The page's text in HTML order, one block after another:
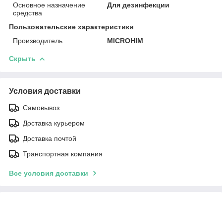
Основное назначение
средства
Для дезинфекции
Пользовательские характеристики
Производитель
MICROHIM
Скрыть
Условия доставки
Самовывоз
Доставка курьером
Доставка почтой
Транспортная компания
Все условия доставки